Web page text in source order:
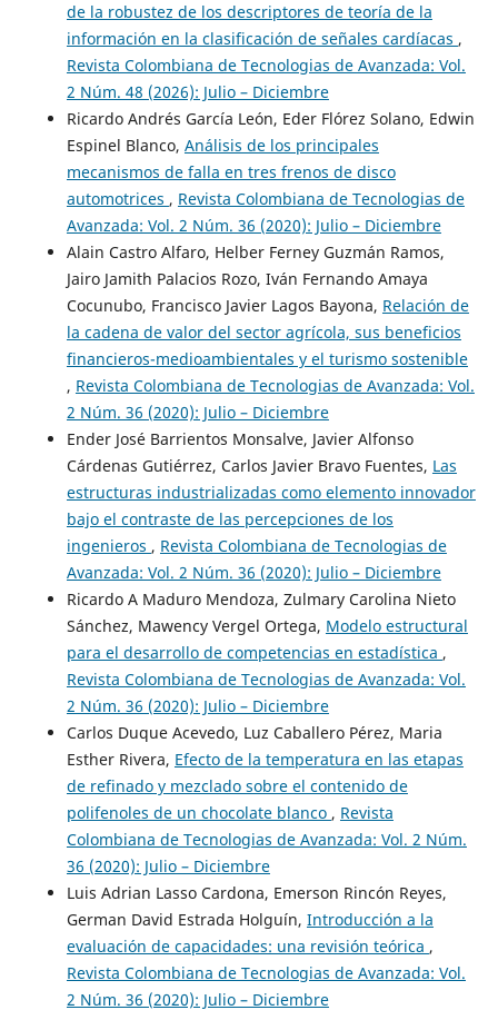
de la robustez de los descriptores de teoría de la
información en la clasificación de señales cardíacas ,
Revista Colombiana de Tecnologias de Avanzada: Vol.
2 Núm. 48 (2026): Julio – Diciembre
Ricardo Andrés García León, Eder Flórez Solano, Edwin
Espinel Blanco, Análisis de los principales
mecanismos de falla en tres frenos de disco
automotrices , Revista Colombiana de Tecnologias de
Avanzada: Vol. 2 Núm. 36 (2020): Julio – Diciembre
Alain Castro Alfaro, Helber Ferney Guzmán Ramos,
Jairo Jamith Palacios Rozo, Iván Fernando Amaya
Cocunubo, Francisco Javier Lagos Bayona, Relación de
la cadena de valor del sector agrícola, sus beneficios
financieros-medioambientales y el turismo sostenible
, Revista Colombiana de Tecnologias de Avanzada: Vol.
2 Núm. 36 (2020): Julio – Diciembre
Ender José Barrientos Monsalve, Javier Alfonso
Cárdenas Gutiérrez, Carlos Javier Bravo Fuentes, Las
estructuras industrializadas como elemento innovador
bajo el contraste de las percepciones de los
ingenieros , Revista Colombiana de Tecnologias de
Avanzada: Vol. 2 Núm. 36 (2020): Julio – Diciembre
Ricardo A Maduro Mendoza, Zulmary Carolina Nieto
Sánchez, Mawency Vergel Ortega, Modelo estructural
para el desarrollo de competencias en estadística ,
Revista Colombiana de Tecnologias de Avanzada: Vol.
2 Núm. 36 (2020): Julio – Diciembre
Carlos Duque Acevedo, Luz Caballero Pérez, Maria
Esther Rivera, Efecto de la temperatura en las etapas
de refinado y mezclado sobre el contenido de
polifenoles de un chocolate blanco , Revista
Colombiana de Tecnologias de Avanzada: Vol. 2 Núm.
36 (2020): Julio – Diciembre
Luis Adrian Lasso Cardona, Emerson Rincón Reyes,
German David Estrada Holguín, Introducción a la
evaluación de capacidades: una revisión teórica ,
Revista Colombiana de Tecnologias de Avanzada: Vol.
2 Núm. 36 (2020): Julio – Diciembre